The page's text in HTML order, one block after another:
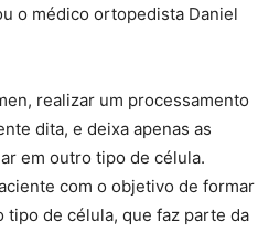
o médico ortopedista Daniel
realizar um processamento
dita, e deixa apenas as
em outro tipo de célula.
com o objetivo de formar
de célula, que faz parte da